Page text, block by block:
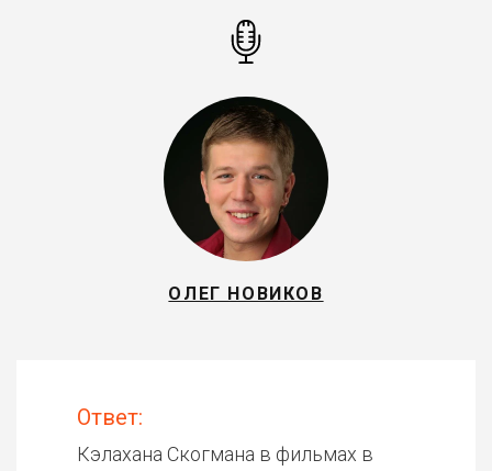
ОЛЕГ НОВИКОВ
Ответ:
Кэлахана Скогмана в фильмах в